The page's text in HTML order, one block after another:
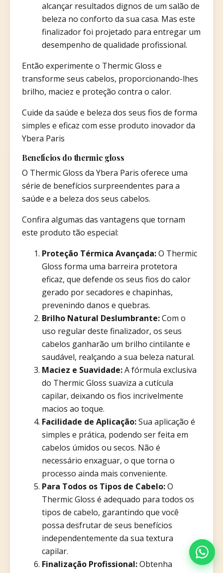
alcançar resultados dignos de um salão de
beleza no conforto da sua casa. Mas este
finalizador foi projetado para entregar um
desempenho de qualidade profissional.
Então experimente o Thermic Gloss e
transforme seus cabelos, proporcionando-lhes
brilho, maciez e proteção contra o calor.
Cuide da saúde e beleza dos seus fios de forma
simples e eficaz com esse produto inovador da
Ybera Paris
Benefícios do thermic gloss
O Thermic Gloss da Ybera Paris oferece uma
série de benefícios surpreendentes para a
saúde e a beleza dos seus cabelos.
Confira algumas das vantagens que tornam
este produto tão especial:
Proteção Térmica Avançada:O Thermic
Gloss forma uma barreira protetora
eficaz, que defende os seus fios do calor
gerado por secadores e chapinhas,
prevenindo danos e quebras.
Brilho Natural Deslumbrante:Com o
uso regular deste finalizador, os seus
cabelos ganharão um brilho cintilante e
saudável, realçando a sua beleza natural.
Maciez e Suavidade:A fórmula exclusiva
do Thermic Gloss suaviza a cutícula
capilar, deixando os fios incrivelmente
macios ao toque.
Facilidade de Aplicação:Sua aplicação é
simples e prática, podendo ser feita em
cabelos úmidos ou secos. Não é
necessário enxaguar, o que torna o
processo ainda mais conveniente.
Para Todos os Tipos de Cabelo:O
Thermic Gloss é adequado para todos os
tipos de cabelo, garantindo que você
possa desfrutar de seus benefícios
independentemente da sua textura
capilar.
Finalização Profissional:Obtenha